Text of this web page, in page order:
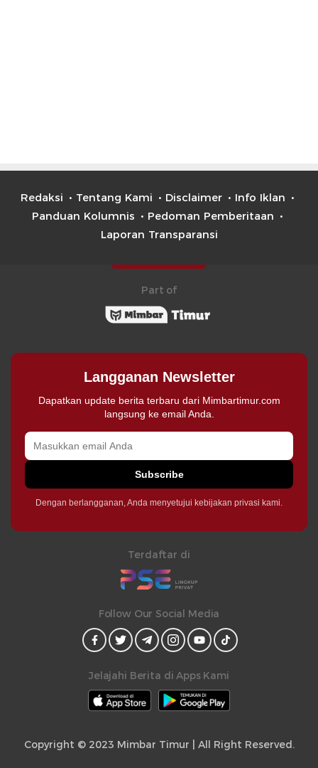
Redaksi Tentang Kami Disclaimer
Info Iklan
Panduan Kolumnis
Pedoman Pemberitaan
Laporan Transparansi
Part of
Langganan Newsletter
Dapatkan update berita terbaru dari Mimbartimur.com
langsung ke email Anda.
Subscribe
Dengan berlangganan, Anda menyetujui kebijakan privasi kami.
Terdaftar di
Follow Our Social Media
Jelajahi Berita di Apps Kami
Copyright © 2023 Mimbar Timur | All Right Reserved.